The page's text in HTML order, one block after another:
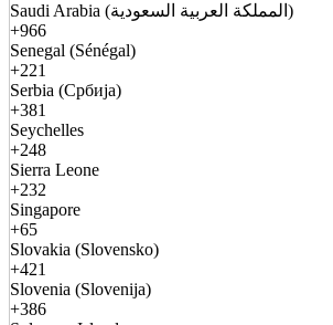
Saudi Arabia (المملكة العربية السعودية)
+966
Senegal (Sénégal)
+221
Serbia (Србија)
+381
Seychelles
+248
Sierra Leone
+232
Singapore
+65
Slovakia (Slovensko)
+421
Slovenia (Slovenija)
+386